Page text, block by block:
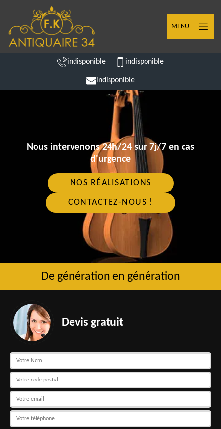
MENU
indisponible indisponible
indisponible
Nous intervenons 24h/24 sur 7j/7 en cas
d'urgence
NOS RÉALISATIONS
CONTACTEZ-NOUS !
De génération en génération
Devis gratuit